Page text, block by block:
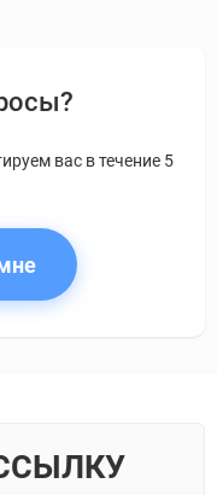
вас в течение 5